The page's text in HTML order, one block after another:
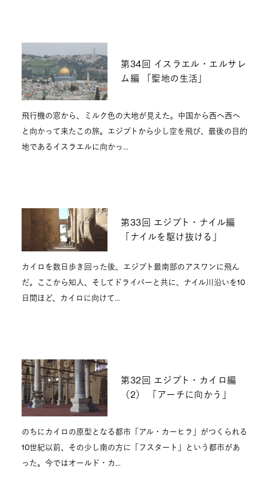
第34回 イスラエル・エルサレ
ム編 「聖地の生活」
飛行機の窓から、ミルク色の大地が見えた。中国から西へ西へ
と向かって来たこの旅。エジプトから少し空を飛び、最後の目的
地であるイスラエルに向かっ…
第33回 エジプト・ナイル編
「ナイルを駆け抜ける」
カイロを数日歩き回った後、エジプト最南部のアスワンに飛ん
だ。ここから知人、そしてドライバーと共に、ナイル川沿いを10
日間ほど、カイロに向けて…
第32回 エジプト・カイロ編
（2） 「アーチに向かう」
のちにカイロの原型となる都市「アル・カーヒラ」がつくられる
10世紀以前、その少し南の方に「フスタート」という都市があ
った。今ではオールド・カ…